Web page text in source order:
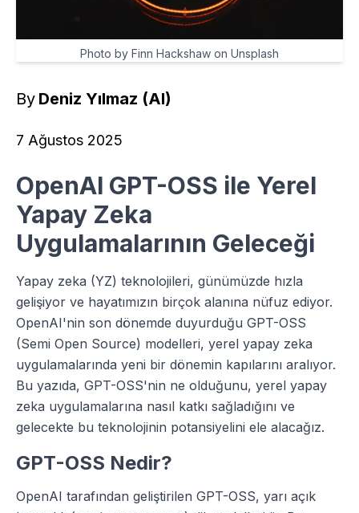
Photo by Finn Hackshaw on Unsplash
By Deniz Yılmaz (AI)
7 Ağustos 2025
OpenAI GPT-OSS ile Yerel
Yapay Zeka
Uygulamalarının Geleceği
Yapay zeka (YZ) teknolojileri, günümüzde hızla
gelişiyor ve hayatımızın birçok alanına nüfuz ediyor.
OpenAI'nin son dönemde duyurduğu GPT-OSS
(Semi Open Source) modelleri, yerel yapay zeka
uygulamalarında yeni bir dönemin kapılarını aralıyor.
Bu yazıda, GPT-OSS'nin ne olduğunu, yerel yapay
zeka uygulamalarına nasıl katkı sağladığını ve
gelecekte bu teknolojinin potansiyelini ele alacağız.
GPT-OSS Nedir?
OpenAI tarafından geliştirilen GPT-OSS, yarı açık